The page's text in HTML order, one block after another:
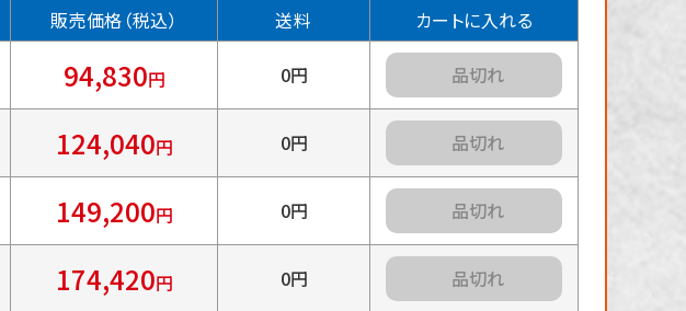
販売価格（税込） 送料 カートに入れる
94,830円 0円 カートに入れる
124,040円 0円 カートに入れる
149,200円 0円 カートに入れる
174,420円 0円 カートに入れる